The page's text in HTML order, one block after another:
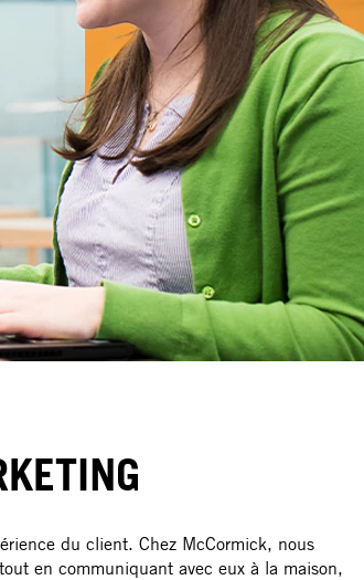
du client. Chez McCormick, nous
en communiquant avec eux à la maison,